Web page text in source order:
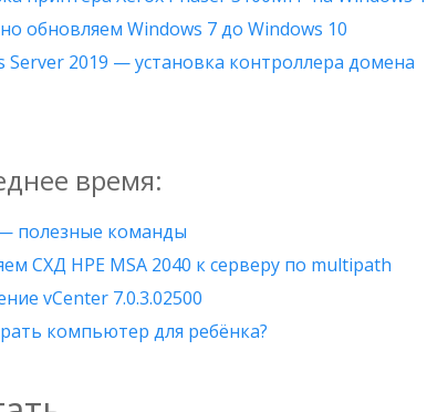
обновляем Windows 7 до Windows 10
Server 2019 — установка контроллера домена
время:
полезные команды
СХД HPE MSA 2040 к серверу по multipath
vCenter 7.0.3.02500
компьютер для ребёнка?